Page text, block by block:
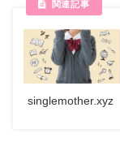
singlemother.xyz